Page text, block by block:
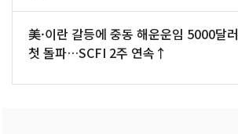
美·이란 갈등에 중동 해운운임 5000달러
첫 돌파…SCFI 2주 연속↑